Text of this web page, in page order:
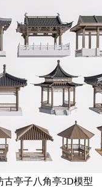
古亭子八角亭3D模型